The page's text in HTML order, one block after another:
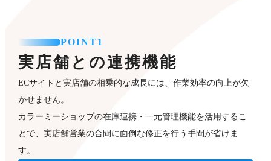
POINT1
実店舗との連携機能
ECサイトと実店舗の相乗的な成長には、作業効率の向上が欠
かせません。
カラーミーショップの在庫連携・一元管理機能を活用するこ
とで、実店舗営業の合間に面倒な修正を行う手間が省けま
す。